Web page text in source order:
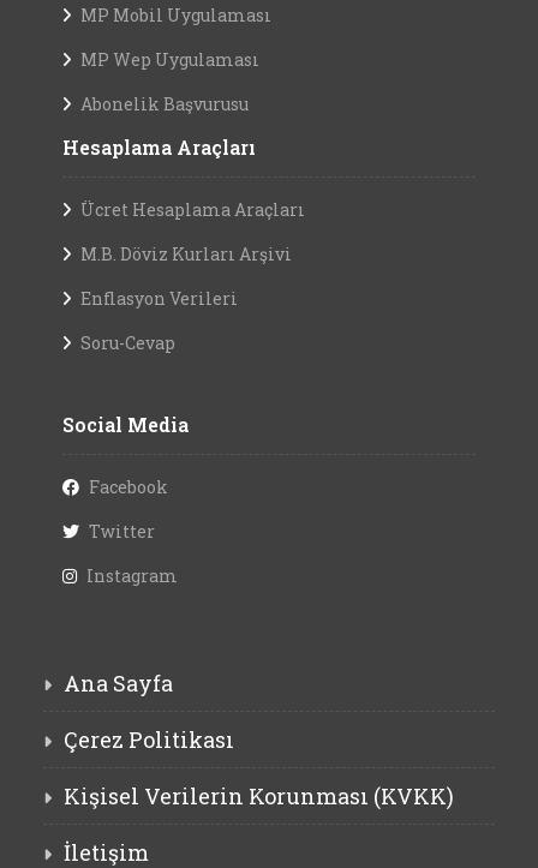
MP Mobil Uygulaması
MP Wep Uygulaması
Abonelik Başvurusu
Hesaplama Araçları
Ücret Hesaplama Araçları
M.B. Döviz Kurları Arşivi
Enflasyon Verileri
Soru-Cevap
Social Media
Facebook
Twitter
Instagram
Ana Sayfa
Çerez Politikası
Kişisel Verilerin Korunması (KVKK)
İletişim